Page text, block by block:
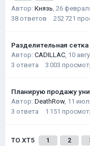
Автор: Князь, 26
38 ответов 252 721
Разделительная сетка
Автор: CADILLAC, 10
3 ответа 3 003
Планирую продажу
Автор: DeathRow, 11
3 ответа 1 151
ТО XT5 1 2